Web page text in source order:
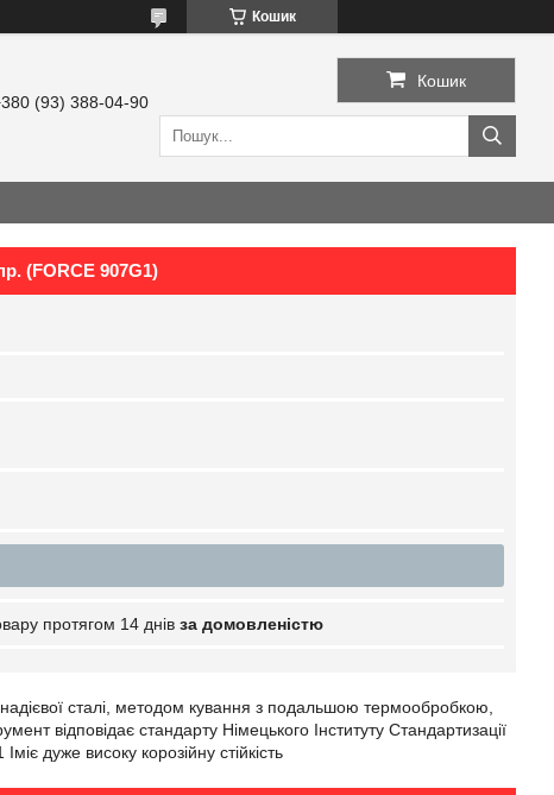
Кошик
(93) 388-04-90
Кошик
(FORCE 907G1)
протягом 14 днів за домовленістю
сталі, методом кування з подальшою термообробкою,
відповідає стандарту Німецького Інституту Стандартизації
дуже високу корозійну стійкість